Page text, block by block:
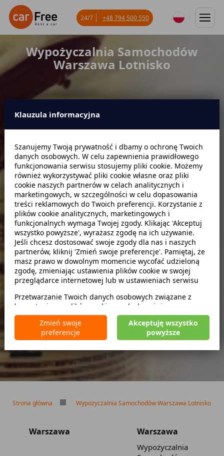
Wypożyczalnia Samochodów
Warszawa Lotnisko
Data odbioru Godzina
Data zwrotu Godzina
Szukaj
zwróć w innym miejscu
Brak limitu kilometrów
Bezpłatne odwołanie rezerwacji
24/7 +48 794 500 550
Strona główna Wypożyczalnia Samochodów Warszawa Lotnisko
Warszawa Warszawa
Wypożyczalnia
Klauzula informacyjna
Szanujemy Twoją prywatność i dbamy o ochronę Twoich
danych osobowych. W celu zapewnienia prawidłowego
funkcjonowania serwisu stosujemy pliki cookie. Możemy
również wykorzystywać pliki cookie własne oraz pliki
cookie naszych partnerów w celach analitycznych i
marketingowych, w szczególności w celu dopasowania
treści reklamowych do Twoich preferencji. Korzystanie z
plików cookie analitycznych, marketingowych i
funkcjonalnych wymaga Twojej zgody. Klikając 'Akceptuj
wszystko powyższe', wyrażasz zgodę na ich używanie.
Jeśli chcesz dostosować swoje zgody dla nas i naszych
partnerów, kliknij 'Zmień swoje preferencje'. Pamiętaj, że
masz prawo w dowolnym momencie wycofać udzieloną
zgodę, zmieniając ustawienia plików cookie w swojej
przeglądarce internetowej lub w ustawieniach serwisu
Przetwarzanie Twoich danych osobowych związane z
korzystaniem z plików cookie w celach wyżej
wymienionych jest prowadzone przez CarFree sp. z o.o. z
siedzibą w Warszawie (02-677), ul. Cybernetyki 5,
będącego administratorem danych. W niektórych
nasi partnerzy. Szczegółowe informacje na temat
korzystania przez nas i naszych partnerów z plików cookie
oraz przetwarzania Twoich danych osobowych, w tym
dotyczące Twoich uprawnień, zawarte są w naszej
Zmień swoje
preferencje
Akceptuję wszystko
powyższe